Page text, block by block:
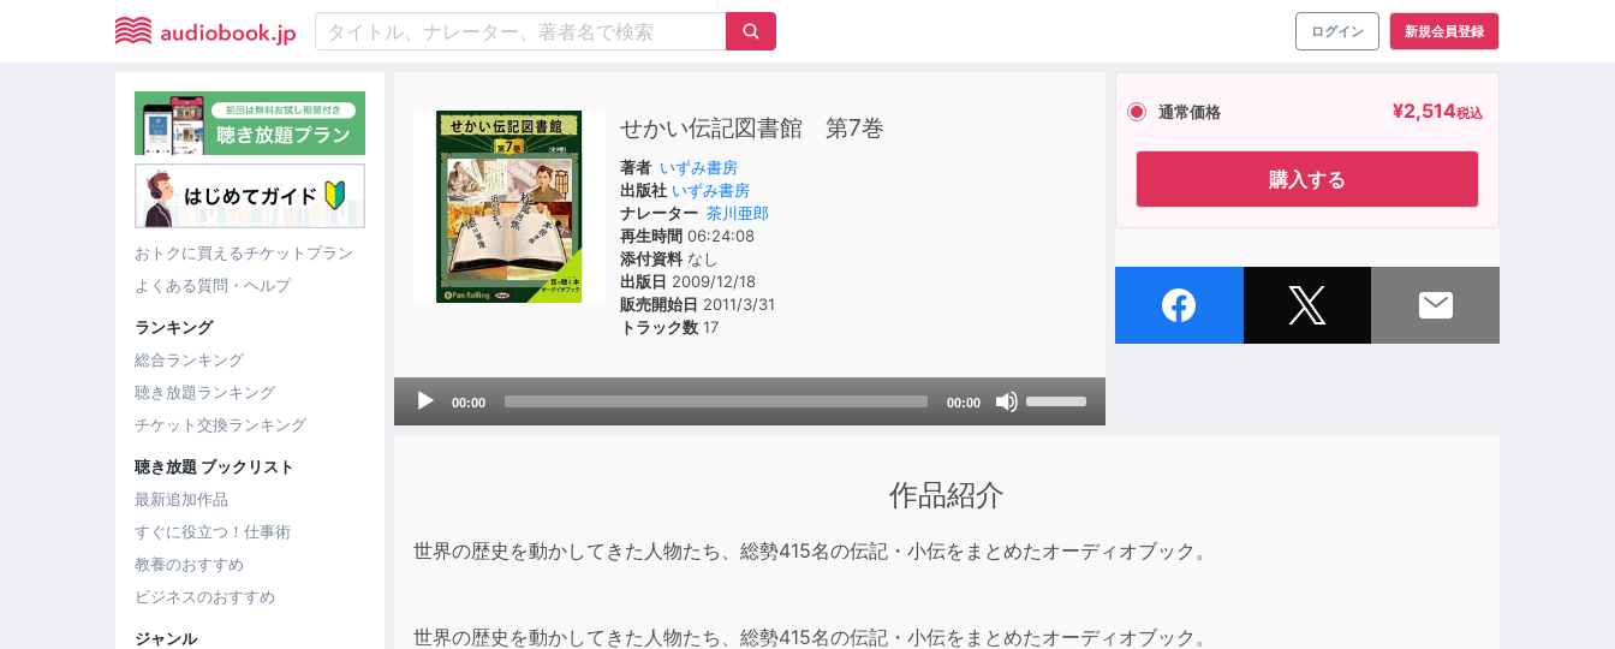
ログイン 新規会員登録
おトクに買えるチケットプラン
よくある質問・ヘルプ
ランキング
総合ランキング
聴き放題ランキング
チケット交換ランキング
聴き放題 ブックリスト
最新追加作品
すぐに役立つ！仕事術
教養のおすすめ
ビジネスのおすすめ
ジャンル
せかい伝記図書館 第7巻
著者 いずみ書房
出版社 いずみ書房
ナレーター 茶川亜郎
再生時間 06:24:08
添付資料なし
出版日 2009/12/18
販売開始日 2011/3/31
トラック数 17
Audio
00:00 00:00
or
通常価格 ¥2,514税込
購入する
作品紹介
世界の歴史を動かしてきた人物たち、総勢415名の伝記・小伝をまとめたオーディオブック。
世界の歴史を動かしてきた人物たち、総勢415名の伝記・小伝をまとめたオーディオブック。